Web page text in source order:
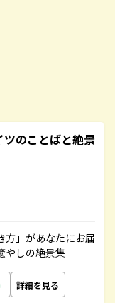
のことばと絶景
方」があなたにお届
やしの絶景集
詳細を見る